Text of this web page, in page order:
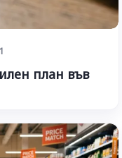
план във